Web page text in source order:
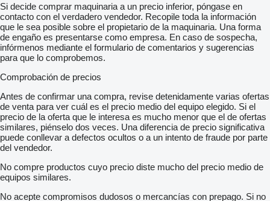
Si decide comprar maquinaria a un precio inferior, póngase en
contacto con el verdadero vendedor. Recopile toda la información
que le sea posible sobre el propietario de la maquinaria. Una forma
de engaño es presentarse como empresa. En caso de sospecha,
infórmenos mediante el formulario de comentarios y sugerencias
para que lo comprobemos.
Comprobación de precios
Antes de confirmar una compra, revise detenidamente varias ofertas
de venta para ver cuál es el precio medio del equipo elegido. Si el
precio de la oferta que le interesa es mucho menor que el de ofertas
similares, piénselo dos veces. Una diferencia de precio significativa
puede conllevar a defectos ocultos o a un intento de fraude por parte
del vendedor.
No compre productos cuyo precio diste mucho del precio medio de
equipos similares.
No acepte compromisos dudosos o mercancías con prepago. Si no